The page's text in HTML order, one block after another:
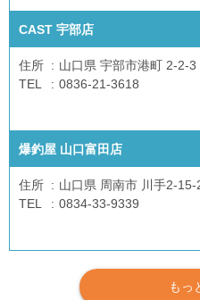
CAST 宇部店
住所
山口県 宇部市港町 2-2-3
TEL
0836-21-3618
爆釣屋 山口富田店
住所
山口県 周南市 川手2-15-
TEL
0834-33-9339
もっ